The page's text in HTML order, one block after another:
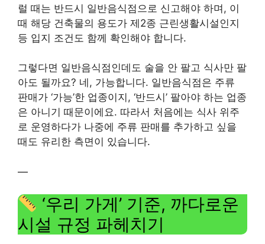
럴 때는 반드시 일반음식점으로 신고해야 하며, 이
때 해당 건축물의 용도가 제2종 근린생활시설인지
등 입지 조건도 함께 확인해야 합니다.
그렇다면 일반음식점인데도 술을 안 팔고 식사만 팔
아도 될까요? 네, 가능합니다. 일반음식점은 주류
판매가 ‘가능’한 업종이지, ‘반드시’ 팔아야 하는 업종
은 아니기 때문이에요. 따라서 처음에는 식사 위주
로 운영하다가 나중에 주류 판매를 추가하고 싶을
때도 유리한 측면이 있습니다.
—
‘우리 가게’ 기준, 까다로운
시설 규정 파헤치기